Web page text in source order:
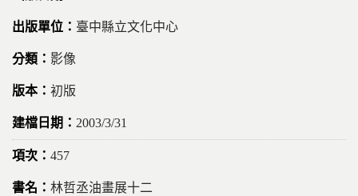
臺中縣立文化中心
影像
初版
2003/3/31
457
林哲丞油畫展十二